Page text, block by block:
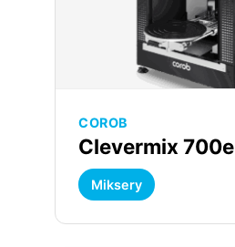
COROB
Clevermix 700e
Miksery